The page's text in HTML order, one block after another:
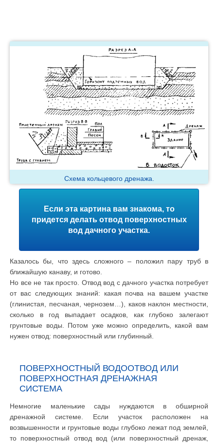
Схема кольцевого дренажа.
Если эта картина вам знакома, то
придется делать отвод поверхностных
вод дачного участка.
Казалось бы, что здесь сложного – положил пару труб в
ближайшую канаву, и готово.
Но все не так просто. Отвод вод с дачного участка потребует
от вас следующих знаний: какая почва на вашем участке
(глинистая, песчаная, чернозем…), каков наклон местности,
сколько в год выпадает осадков, как глубоко залегают
грунтовые воды. Потом уже можно определить, какой вам
нужен отвод: поверхностный или глубинный.
ПОВЕРХНОСТНЫЙ ВОДООТВОД ИЛИ
ПОВЕРХНОСТНАЯ ДРЕНАЖНАЯ
СИСТЕМА
Немногие маленькие сады нуждаются в обширной
дренажной системе. Если участок расположен на
возвышенности и грунтовые воды глубоко лежат под землей,
то поверхностный отвод вод (или поверхностный дренаж,